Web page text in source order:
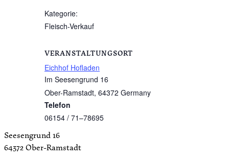
Kategorie:
Fleisch-Verkauf
VERANSTALTUNGSORT
Eichhof Hofladen
Im Seesengrund 16
Ober-Ramstadt, 64372 Germany
Telefon
06154 / 71–78695
Seesengrund 16
64372 Ober-Ramstadt